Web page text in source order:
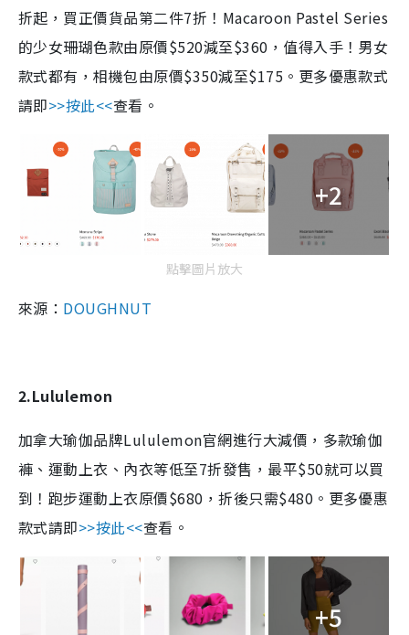
折起，買正價貨品第二件7折！Macaroon Pastel Series
的少女珊瑚色款由原價$520減至$360，值得入手！男女
款式都有，相機包由原價$350減至$175。更多優惠款式
請即>>按此<<查看。
+2
點擊圖片放大
來源： DOUGHNUT
2.Lululemon
加拿大瑜伽品牌Lululemon官網進行大減價，多款瑜伽
褲、運動上衣、內衣等低至7折發售，最平$50就可以買
到！跑步運動上衣原價$680，折後只需$480。更多優惠
款式請即>>按此<<查看。
+5